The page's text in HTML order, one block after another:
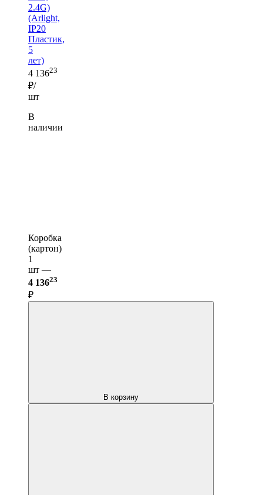
2.4G)
(Arlight,
IP20
Пластик,
5
лет)
4 13623
₽/
шт
В
наличии
Коробка
(картон)
1
шт —
4 13623
₽
В корзину